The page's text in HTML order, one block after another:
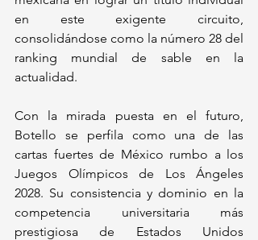
en este exigente circuito,
consolidándose como la número 28 del
ranking mundial de sable en la
actualidad.
Con la mirada puesta en el futuro,
Botello se perfila como una de las
cartas fuertes de México rumbo a los
Juegos Olímpicos de Los Ángeles
2028. Su consistencia y dominio en la
competencia universitaria más
prestigiosa de Estados Unidos